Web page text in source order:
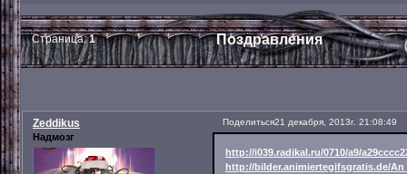
Поздравления
Страница:1
Поделиться21 декабря, 2013г. 21:08:49
Zeddikus
Надмозг
http://i039.radikal.ru/0710/a9/
http://bilder.animiertegifsgratis.de/